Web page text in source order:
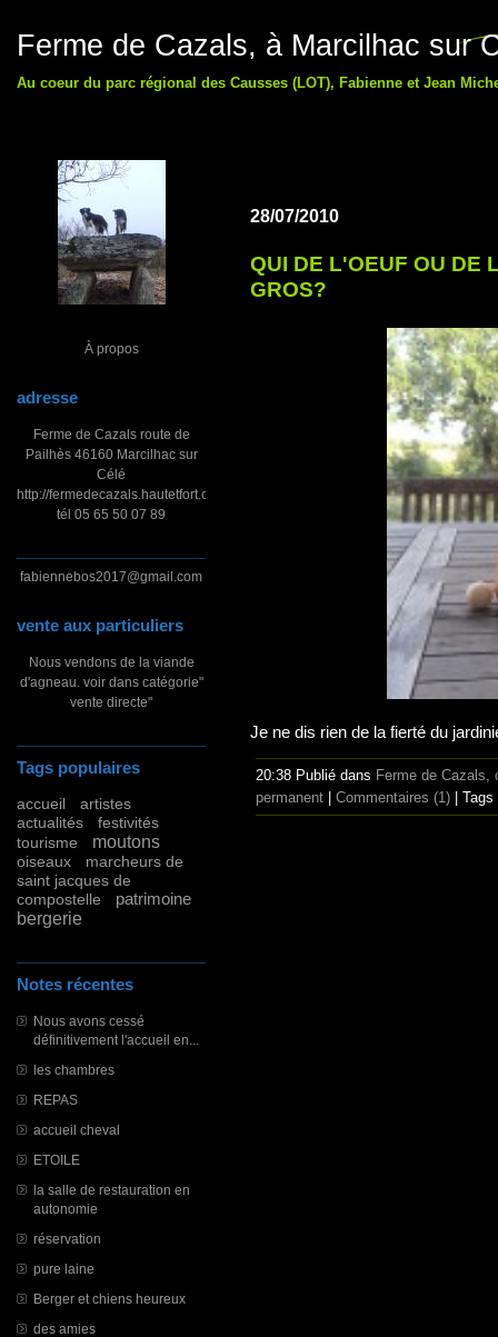
Ferme de Cazals, à Marcilhac sur
Au coeur du parc régional des Causses (LOT), Fabienne et Jean
À propos
adresse
Ferme de Cazals route de
Pailhès 46160 Marcilhac sur
Célé
http://fermedecazals.hautetfort.com
tél 05 65 50 07 89
fabiennebos2017@gmail.com
vente aux particuliers
Nous vendons de la viande
d'agneau. voir dans catégorie"
vente directe"
Tags populaires
accueil
artistes
actualités
festivités
tourisme
moutons
oiseaux
marcheurs de
saint jacques de
compostelle
patrimoine
bergerie
Notes récentes
Nous avons cessé
définitivement l'accueil en...
les chambres
REPAS
accueil cheval
ETOILE
la salle de restauration en
autonomie
réservation
pure laine
Berger et chiens heureux
des amies
28/07/2010
QUI DE L'OEUF OU DE
GROS?
Je ne dis rien de la fierté du
20:38 Publié dans Ferme de Cazals,
permanent
Commentaires (1) |